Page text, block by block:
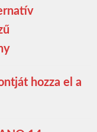
hozza el a